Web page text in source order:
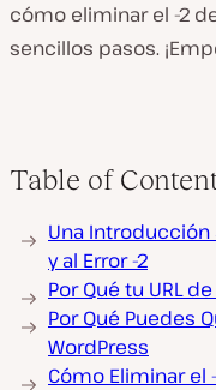
cómo eliminar el -2
sencillos pasos.
Table of
Una Introducción
y al Error -2
Por Qué tu URL
Por Qué Puedes
WordPress
Cómo Eliminar el